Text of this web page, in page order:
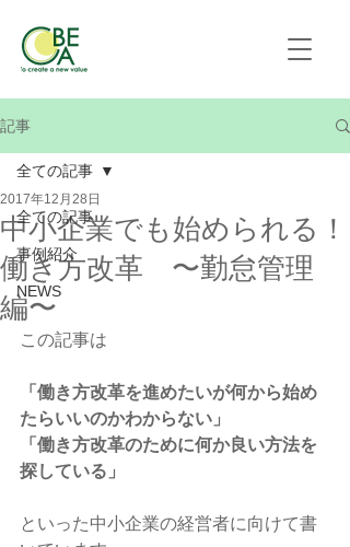
記事
全ての記事
事例紹介
NEWS
全ての記事
中小企業でも始められる！
働き方改革 〜勤怠管理
編〜
2017年12月28日
この記事は
「働き方改革を進めたいが何から始め
たらいいのかわからない」
「働き方改革のために何か良い方法を
探している」
といった中小企業の経営者に向けて書